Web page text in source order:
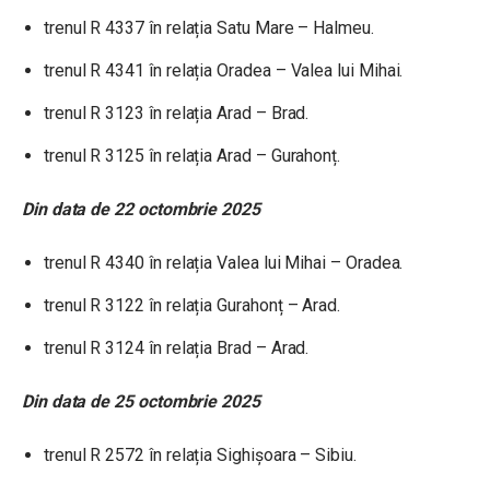
trenul R 4337 în relația Satu Mare – Halmeu.
trenul R 4341 în relația Oradea – Valea lui Mihai.
trenul R 3123 în relația Arad – Brad.
trenul R 3125 în relația Arad – Gurahonț.
Din data de 22 octombrie 2025
trenul R 4340 în relația Valea lui Mihai – Oradea.
trenul R 3122 în relația Gurahonț – Arad.
trenul R 3124 în relația Brad – Arad.
Din data de 25 octombrie 2025
trenul R 2572 în relația Sighișoara – Sibiu.